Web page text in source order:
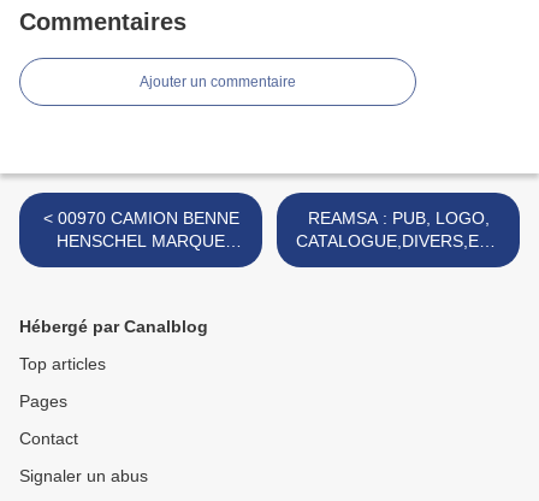
Commentaires
Ajouter un commentaire
< 00970 CAMION BENNE
HENSCHEL MARQUE
INCONNUE CHÂSSIS
REAMSA : PUB, LOGO,
CATALOGUE,DIVERS,ETC
… >
Hébergé par Canalblog
Top articles
Pages
Contact
Signaler un abus